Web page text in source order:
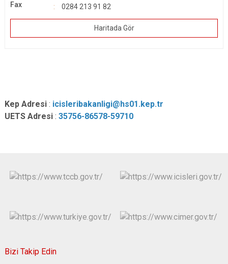
Fax
0284 213 91 82
Haritada Gör
Kep Adresi : icisleribakanligi@hs01.kep.tr
UETS Adresi : 35756-86578-59710
Bizi Takip Edin